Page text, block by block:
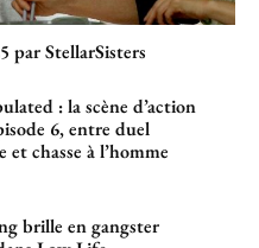
par StellarSisters
: la scène d’action
6, entre duel
chasse à l’homme
brille en gangster